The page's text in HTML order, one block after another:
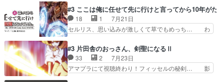
れしてきた。ミステリアスな… 弟くんから昔の話
を絵に描いて！と言われた… 神をも恐れぬ姉弟と
ダラさんのコメディかと…
ぁ、こんな都合よく格ゲー女子が集まるか… 規律
違反は許さない人かと負けず嫌いの可愛… 何かに
一生懸命になっている女の子はかわい… 先の一件
で綾と美緒は親しくなる。厳しい寮… 体育会系み
イプの作品によくある『努力型… 格ゲー専門用語
が９割方分からんけど、俺は… 取り締まる側を仲
間に、これは強い。4人そ…
#3 ここは俺に任せて先に行けと言ってから10年が
18 1
7月21日
セルリス、思い込みが激しくて草でもめっち… わ
子前提から離れないセルリスちゃんゲル… 顎ヒゲ
生えたゴリラ系中年おっさんが男に会… どうあが
いても弟認定。ニワトリファイター… ここは俺に
任せて先に行けと言ってから１０… ちょっと奇妙
#3 片田舎のおっさん、剣聖になるⅡ
33 2
7月23日
アマプラにて視聴終わり！フィッセルの秘剣… 影